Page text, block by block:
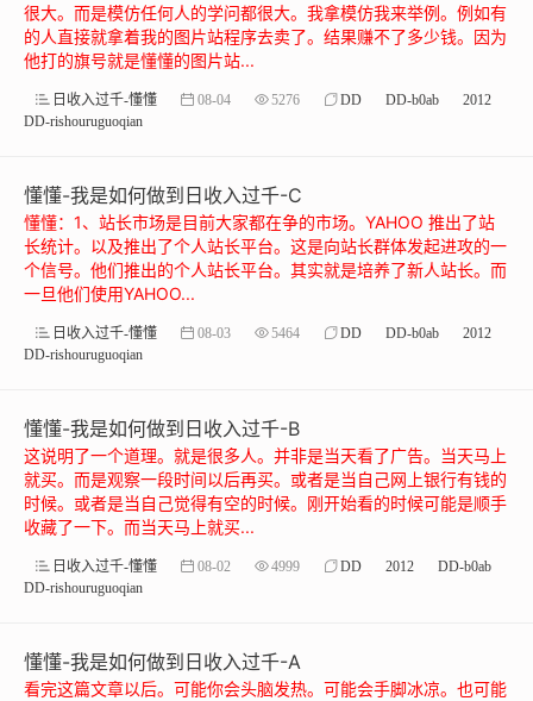
很大。而是模仿任何人的学问都很大。我拿模仿我来举例。例如有
的人直接就拿着我的图片站程序去卖了。结果赚不了多少钱。因为
他打的旗号就是懂懂的图片站...
日收入过千-懂懂 08-04 5276 DD DD-b0ab
2012
DD-rishouruguoqian
懂懂-我是如何做到日收入过千-C
懂懂：1、站长市场是目前大家都在争的市场。YAHOO 推出了站
长统计。以及推出了个人站长平台。这是向站长群体发起进攻的一
个信号。他们推出的个人站长平台。其实就是培养了新人站长。而
一旦他们使用YAHOO...
日收入过千-懂懂 08-03 5464 DD DD-b0ab
2012
DD-rishouruguoqian
懂懂-我是如何做到日收入过千-B
这说明了一个道理。就是很多人。并非是当天看了广告。当天马上
就买。而是观察一段时间以后再买。或者是当自己网上银行有钱的
时候。或者是当自己觉得有空的时候。刚开始看的时候可能是顺手
收藏了一下。而当天马上就买...
日收入过千-懂懂 08-02 4999 DD 2012
DD-b0ab
DD-rishouruguoqian
懂懂-我是如何做到日收入过千-A
看完这篇文章以后。可能你会头脑发热。可能会手脚冰凉。也可能